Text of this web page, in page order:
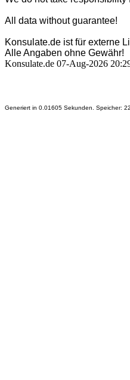
All data without guarantee!
Konsulate.de ist für externe
Alle Angaben ohne Gewähr!
Konsulate.de 07-Aug-2026
Generiert in 0.01605 Sekunden. Speicher: